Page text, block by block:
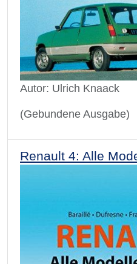
Autor: Ulrich Knaack
(Gebundene Ausgabe)
Renault 4: Alle